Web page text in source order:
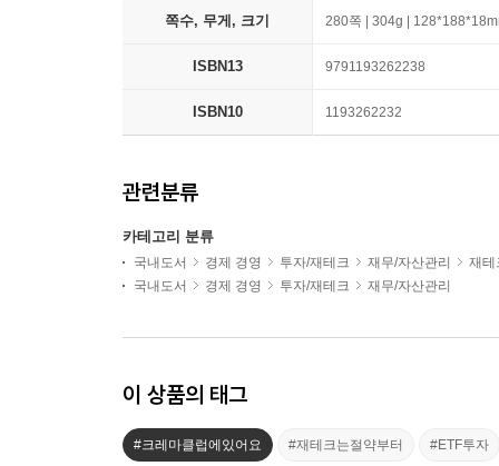
쪽수, 무게, 크기 280쪽 | 304g |
ISBN13 9791193262238
ISBN10 1193262232
관련분류
카테고리 분류
국내도서 경제 경영 투자/재테크 재무/자산관리
재테
국내도서
경제 경영 투자/재테크 재무/자산관리
이 상품의 태그
#크레마클럽에있어요 #재테크는절약부터 #ETF투자